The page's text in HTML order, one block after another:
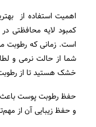
اهمیت استفاده از
کمبود لایه محافظتی
است. زمانی که رطوبت
شما از حالت نرمی و
خشک هستید تا از
حفظ رطوبت پوست باعث
و حفظ زیبایی آن از